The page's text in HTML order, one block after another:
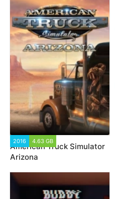
2016 4.63 GB
American Truck Simulator
Arizona